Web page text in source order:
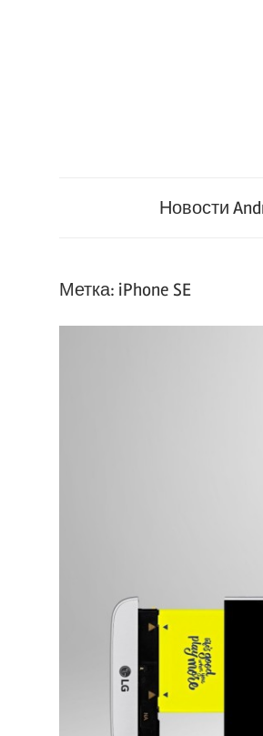
Новости
Метка: iPhone SE